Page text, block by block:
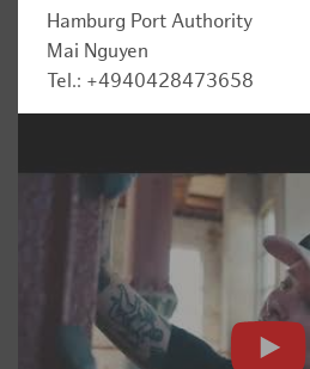
Hamburg Port Authority
Mai Nguyen
Tel.: +4940428473658